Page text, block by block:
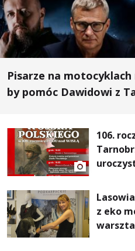
Pisarze na
by pomóc Dawidowi z
106.
z eko